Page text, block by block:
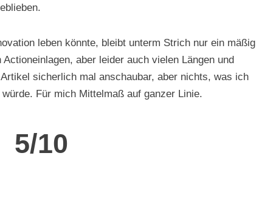
leben könnte, bleibt unterm Strich nur ein mäßig
aber leider auch vielen Längen und
sicherlich mal anschaubar, aber nichts, was ich
Für mich Mittelmaß auf ganzer Linie.
5/10